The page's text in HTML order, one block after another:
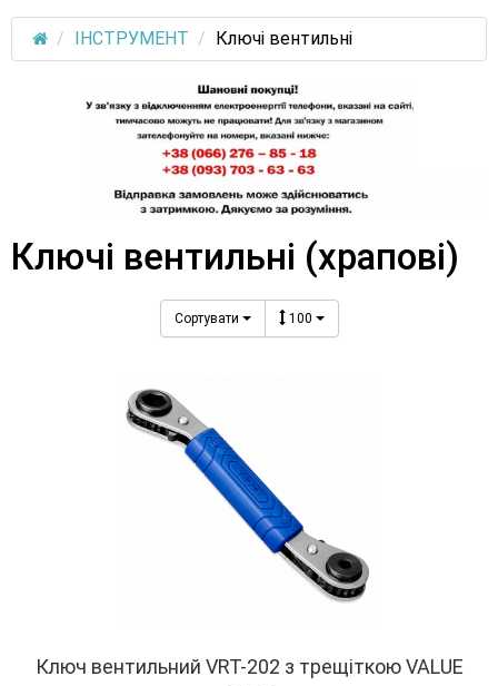
ІНСТРУМЕНТ Ключі вентильні
Ключі вентильні (храпові)
Сортувати 100
Ключ вентильний VRT-202 з трещіткою VALUE